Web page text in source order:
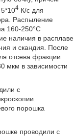
4К/с для
Распыление
160-250°С
наличия в расплаве
и скандия. После
отсева фракции
мкм в зависимости
с
порошка
проводили с